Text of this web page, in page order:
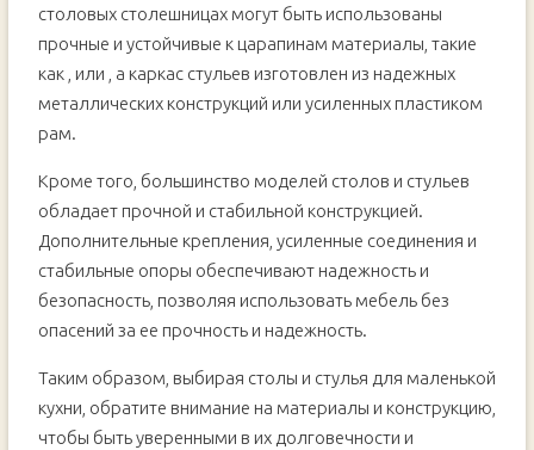
столовых столешницах могут быть использованы
прочные и устойчивые к царапинам материалы, такие
как , или , а каркас стульев изготовлен из надежных
металлических конструкций или усиленных пластиком
рам.
Кроме того, большинство моделей столов и стульев
обладает прочной и стабильной конструкцией.
Дополнительные крепления, усиленные соединения и
стабильные опоры обеспечивают надежность и
безопасность, позволяя использовать мебель без
опасений за ее прочность и надежность.
Таким образом, выбирая столы и стулья для маленькой
кухни, обратите внимание на материалы и конструкцию,
чтобы быть уверенными в их долговечности и